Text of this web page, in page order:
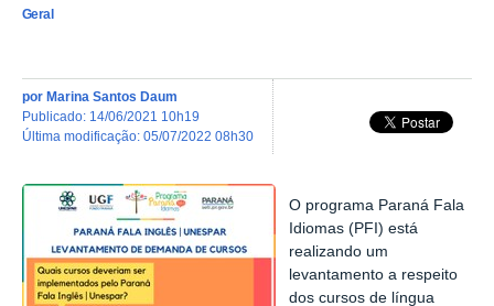
Geral
por Marina Santos Daum
publicado: 14/06/2021 10h19
última modificação: 05/07/2022 08h30
O programa Paraná Fala
Idiomas (PFI) está
realizando um
levantamento a respeito
dos cursos de língua